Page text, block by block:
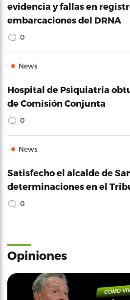
evidencia y fallas en
embarcaciones del DRNA
0
News
Hospital de Psiquiatría
de Comisión Conjunta
0
News
Satisfecho el alcalde de
determinaciones en el
0
Opiniones